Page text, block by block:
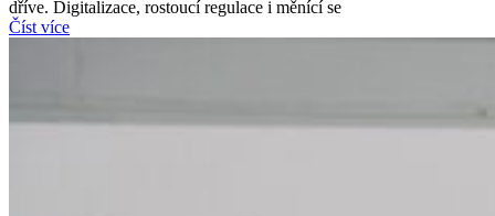
dříve. Digitalizace, rostoucí regulace i měnící se
Číst více